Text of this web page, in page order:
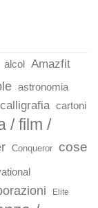
alcol Amazfit
astronomia
calligrafia cartoni
/ film /
Conqueror
cose
Elite